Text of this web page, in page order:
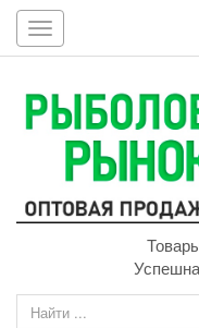
Toggle
navigation